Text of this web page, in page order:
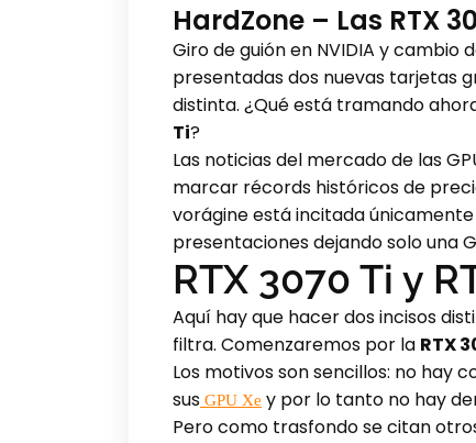
HardZone – Las RTX
Giro de guión en NVIDIA y
presentadas dos nuevas tarjetas
distinta. ¿Qué está tramando
Ti?
Las noticias del mercado de las
marcar récords históricos de
vorágine está incitada
presentaciones dejando solo una
RTX 3070 Ti y
Aquí hay que hacer dos incisos
filtra. Comenzaremos por la RTX
Los motivos son sencillos: no hay
sus GPU Xe y por lo tanto no hay
Pero como trasfondo se citan